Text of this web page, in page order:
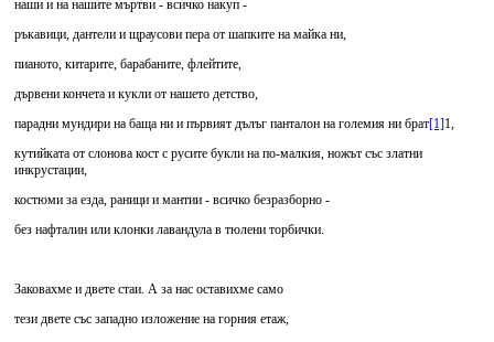
наши и на нашите мъртви - всичко накуп -
ръкавици, дантели и щраусови пера от шапките на майка ни,
пианото, китарите, барабаните, флейтите,
дървени кончета и кукли от нашето детство,
парадни мундири на баща ни и първият дълъг панталон на големия ни брат[1]1,
кутийката от слонова кост с русите букли на по-малкия, ножът със златни
инкрустации,
костюми за езда, раници и мантии - всичко безразборно -
без нафталин или клонки лавандула в тюлени торбички.
Заковахме и двете стаи. А за нас оставихме само
тези двете със западно изложение на горния етаж,